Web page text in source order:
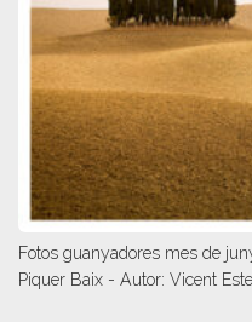
Fotos guanyadores mes de
Piquer Baix - Autor: Vicent